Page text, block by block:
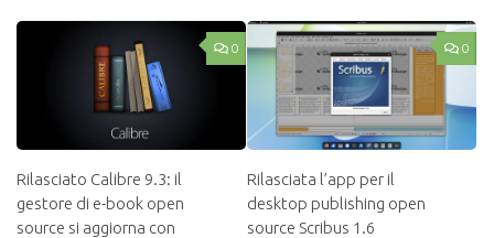
0
Rilasciato Calibre 9.3: il
gestore di e-book open
source si aggiorna con
0
Rilasciata l’app per il
desktop publishing open
source Scribus 1.6